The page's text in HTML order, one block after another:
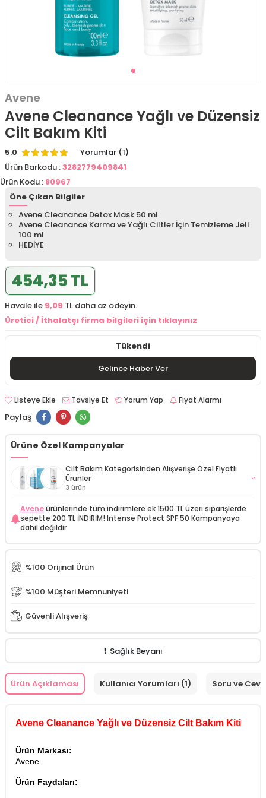
Avene
Avene Cleanance Yağlı ve Düzensiz
Cilt Bakım Kiti
5.0
Yorumlar (1)
Ürün Barkodu :3282779409841
Ürün Kodu : 80967
Öne Çıkan Bilgiler
Avene Cleanance Detox Mask 50 ml
Avene Cleanance Karma ve Yağlı Ciltler İçin Temizleme Jeli
100 ml
HEDİYE
454,35 TL
Havale ile 9,09 TL daha az ödeyin.
Üretici / İthalatçı firma bilgileri için tıklayınız
Tükendi
Gelince Haber Ver
Listeye Ekle Tavsiye Et Yorum Yap Fiyat Alarmı
Paylaş
Ürüne Özel Kampanyalar
Cilt Bakım Kategorisinden Alışverişe Özel Fiyatlı
Ürünler
3 ürün
İdea Derma Glikolik Asit Yüz Yıkama Köpüğü 200 ml
Aveneürünlerinde tüm indirimlere ek 1500 TL üzeri siparişlerde
sepette 200 TL İNDİRİM! Intense Protect SPF 50 Kampanyaya
dahil değildir
%100 Orijinal Ürün
%100 Müşteri Memnuniyeti
Güvenli Alışveriş
Sağlık Beyanı
Ürün Açıklaması Kullanıcı Yorumları (1) Soru ve
Avene Cleanance Yağlı ve Düzensiz Cilt Bakım Kiti
Ürün Markası:
Avene
Ürün Faydaları: